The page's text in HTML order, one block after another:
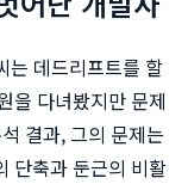
는 데드리프트를 할
을 다녀봤지만 문제
결과, 그의 문제는
단축과 둔근의 비활